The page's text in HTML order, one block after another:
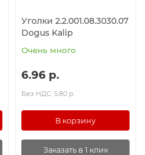
Уголки 2.2.001.08.3030.07
Dogus Kalip
Очень много
6.96 р.
Без НДС: 5.80 р.
В корзину
Заказать в 1 клик